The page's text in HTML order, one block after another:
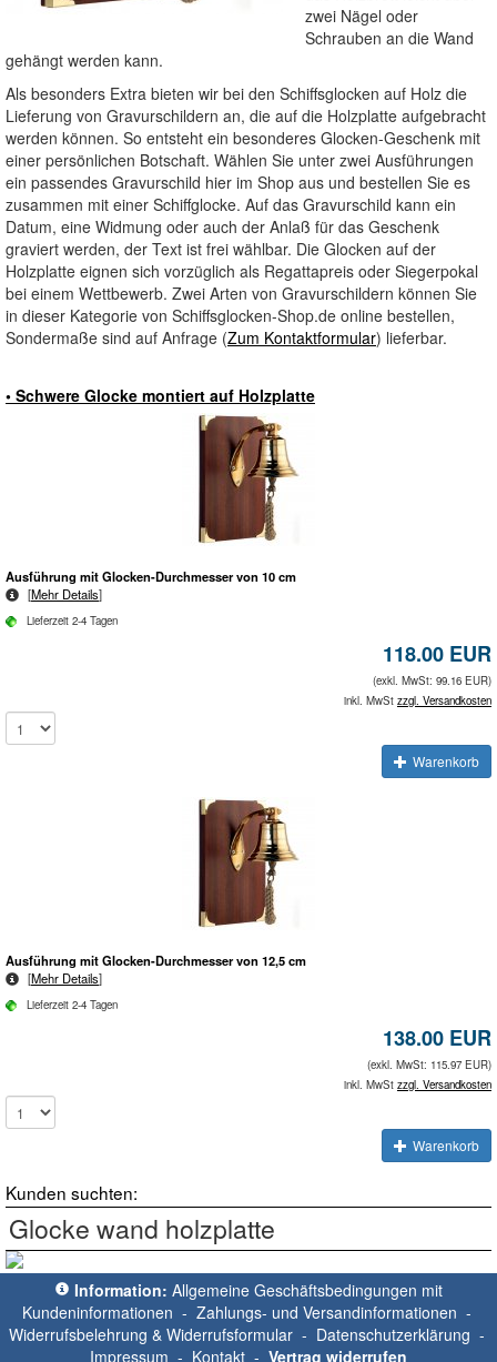
zwei Nägel oder
Schrauben an die Wand
gehängt werden kann.
Als besonders Extra bieten wir bei den Schiffsglocken auf Holz die
Lieferung von Gravurschildern an, die auf die Holzplatte aufgebracht
werden können. So entsteht ein besonderes Glocken-Geschenk mit
einer persönlichen Botschaft. Wählen Sie unter zwei Ausführungen
ein passendes Gravurschild hier im Shop aus und bestellen Sie es
zusammen mit einer Schiffglocke. Auf das Gravurschild kann ein
Datum, eine Widmung oder auch der Anlaß für das Geschenk
graviert werden, der Text ist frei wählbar. Die Glocken auf der
Holzplatte eignen sich vorzüglich als Regattapreis oder Siegerpokal
bei einem Wettbewerb. Zwei Arten von Gravurschildern können Sie
in dieser Kategorie von Schiffsglocken-Shop.de online bestellen,
Sondermaße sind auf Anfrage (Zum Kontaktformular) lieferbar.
• Schwere Glocke montiert auf Holzplatte
Ausführung mit Glocken-Durchmesser von 10 cm
[Mehr Details]
Lieferzeit 2-4 Tagen
118.00 EUR
(exkl. MwSt: 99.16 EUR)
inkl. MwSt zzgl. Versandkosten
Warenkorb
Ausführung mit Glocken-Durchmesser von 12,5 cm
[Mehr Details]
Lieferzeit 2-4 Tagen
138.00 EUR
(exkl. MwSt: 115.97 EUR)
inkl. MwSt zzgl. Versandkosten
Warenkorb
Kunden suchten:
Glocke wand holzplatte
Information: Allgemeine Geschäftsbedingungen mit
Kundeninformationen - Zahlungs- und Versandinformationen -
Widerrufsbelehrung & Widerrufsformular- Datenschutzerklärung -
Impressum - Kontakt - Vertrag widerrufen